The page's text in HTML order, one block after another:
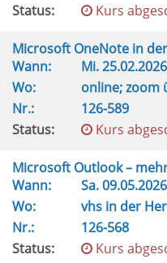
Status:
Kurs
Microsoft OneNote in
Wann:
Mi.
Wo:
online; zoom
Nr.:
126-589
Status:
Kurs
Microsoft Outlook –
Wann:
Sa.
Wo:
vhs in der
Nr.:
126-568
Status:
Kurs